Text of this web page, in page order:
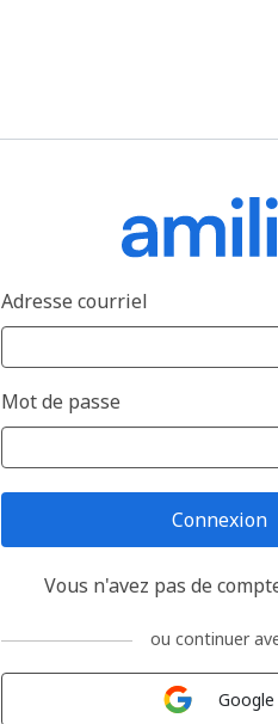
Adresse courriel
Mot de passe
Connexion
Vous n'avez pas de
ou continuer
Google